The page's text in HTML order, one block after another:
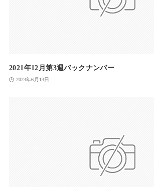
2021年12月第3週バックナンバー
2023年6月13日